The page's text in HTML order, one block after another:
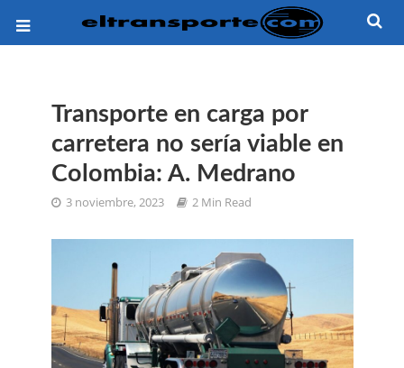
Transporte en carga por
carretera no sería viable en
Colombia: A. Medrano
3 noviembre, 2023 2 Min Read